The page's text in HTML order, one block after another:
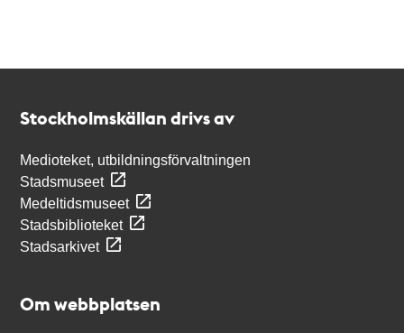
Stockholmskällan drivs av
Medioteket, utbildningsförvaltningen
Stadsmuseet
Medeltidsmuseet
Stadsbiblioteket
Stadsarkivet
Om webbplatsen